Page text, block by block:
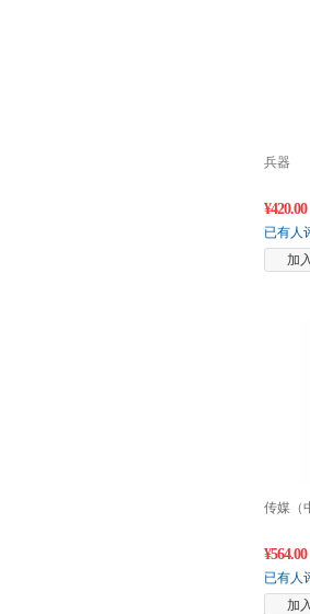
兵器
¥420.00
已有人
加
传媒（
¥564.00
已有人
加